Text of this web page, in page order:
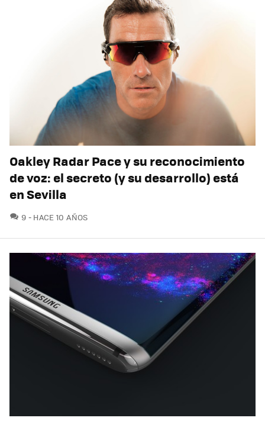
Oakley Radar Pace y su reconocimiento
de voz: el secreto (y su desarrollo) está
en Sevilla
9 COMENTARIOS
HACE 10 AÑOS